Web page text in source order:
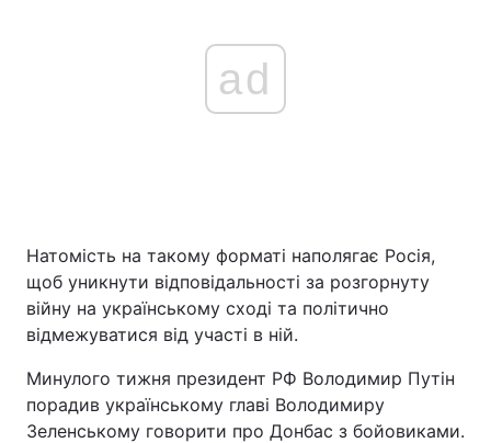
ad
Натомість на такому форматі наполягає Росія,
щоб уникнути відповідальності за розгорнуту
війну на українському сході та політично
відмежуватися від участі в ній.
Минулого тижня президент РФ Володимир Путін
порадив українському главі Володимиру
Зеленському говорити про Донбас з бойовиками.